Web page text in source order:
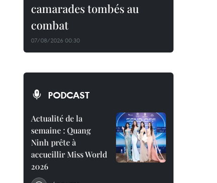
camarades tombés au
combat
07/08/2026 00:30
PODCAST
Actualité de la
semaine : Quang
Ninh prête à
accueillir Miss World
2026